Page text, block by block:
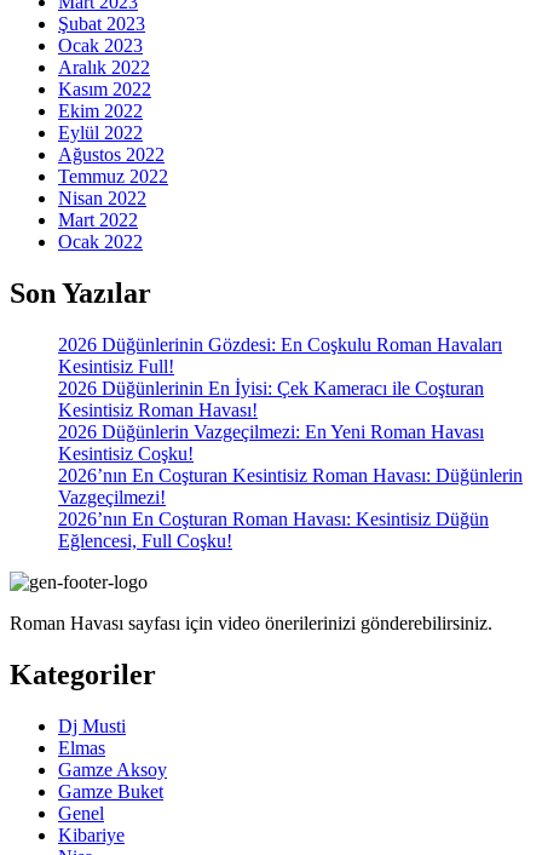
Şubat 2023
Ocak 2023
Aralık 2022
Kasım 2022
Ekim 2022
Eylül 2022
Ağustos 2022
Temmuz 2022
Nisan 2022
Mart 2022
Ocak 2022
Son Yazılar
2026 Düğünlerinin Gözdesi: En Coşkulu Roman Havaları
Kesintisiz Full!
2026 Düğünlerinin En İyisi: Çek Kameracı ile Coşturan
Kesintisiz Roman Havası!
2026 Düğünlerin Vazgeçilmezi: En Yeni Roman Havası
Kesintisiz Coşku!
2026’nın En Coşturan Kesintisiz Roman Havası: Düğünlerin
Vazgeçilmezi!
2026’nın En Coşturan Roman Havası: Kesintisiz Düğün
Eğlencesi, Full Coşku!
Roman Havası sayfası için video önerilerinizi gönderebilirsiniz.
Kategoriler
Dj Musti
Elmas
Gamze Aksoy
Gamze Buket
Genel
Kibariye